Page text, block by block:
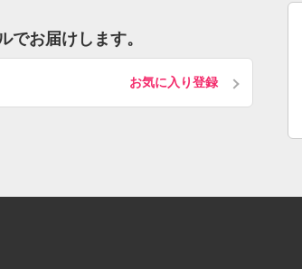
お届けします。
お気に入り登録